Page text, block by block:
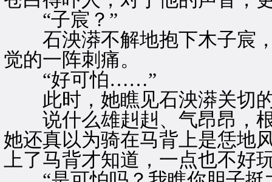
“子宸？”
石泱漭不解地抱下木子宸，
觉的一阵刺痛。
“好可怕……”
此时，她瞧见石泱漭关切的
说什么雄赳赳、气昂昂，根
她还真以为骑在马背上是恁地
上了马背才知道，一点也不好